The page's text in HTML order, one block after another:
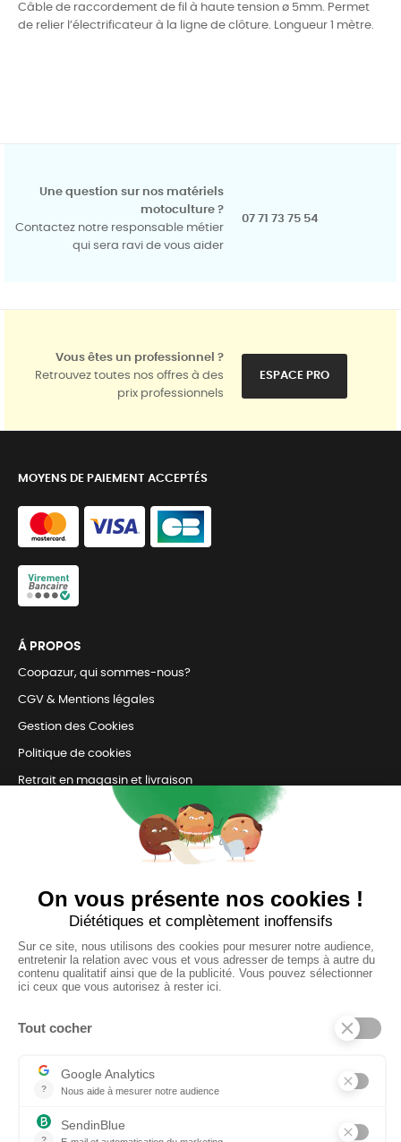
Câble de raccordement de fil à haute tension ø 5mm. Permet
de relier l’électrificateur à la ligne de clôture. Longueur 1 mètre.
Une question sur nos matériels
motoculture ?
Contactez notre responsable métier
qui sera ravi de vous aider
07 71 73 75 54
Vous êtes un professionnel ?
Retrouvez toutes nos offres à des
prix professionnels
ESPACE PRO
MOYENS DE PAIEMENT ACCEPTÉS
Á PROPOS
Coopazur, qui sommes-nous?
CGV & Mentions légales
Gestion des Cookies
Politique de cookies
Retrait en magasin et livraison
Nous sommes connectés
pour répondre à tous vos besoins
SUIVEZ-NOUS